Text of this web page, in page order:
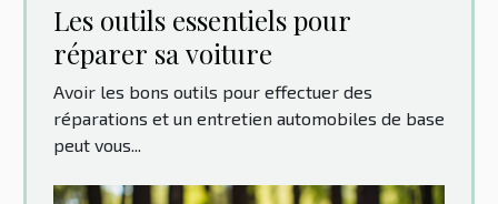
Les outils essentiels pour
réparer sa voiture
Avoir les bons outils pour effectuer des
réparations et un entretien automobiles de base
peut vous...